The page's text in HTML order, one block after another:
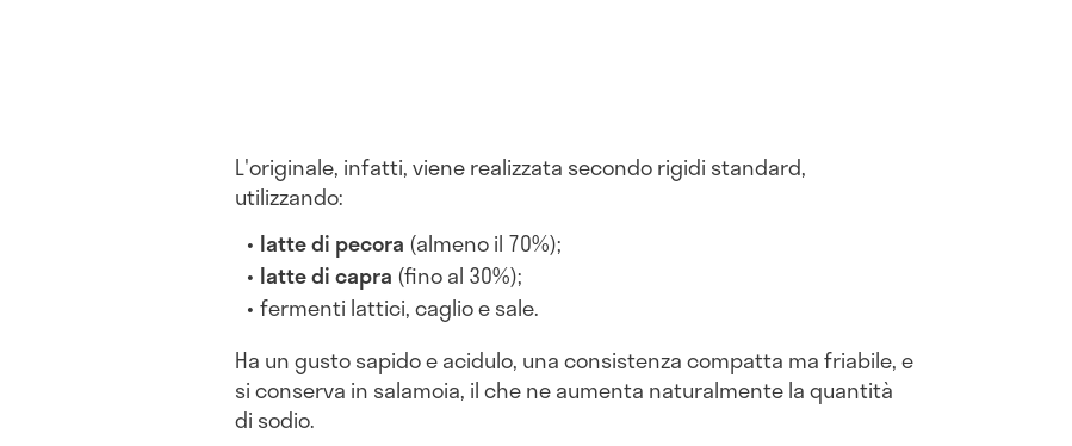
L'originale, infatti, viene realizzata secondo rigidi standard,
utilizzando:
latte di pecora (almeno il 70%);
latte di capra (fino al 30%);
fermenti lattici, caglio e sale.
Ha un gusto sapido e acidulo, una consistenza compatta ma friabile, e
si conserva in salamoia, il che ne aumenta naturalmente la quantità
di sodio.